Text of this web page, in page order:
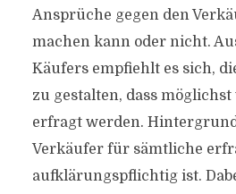
Ansprüche gegen den
machen kann oder nicht.
Käufers empfiehlt es sich,
zu gestalten, dass
erfragt werden.
Verkäufer für sämtliche
aufklärungspflichtig ist.